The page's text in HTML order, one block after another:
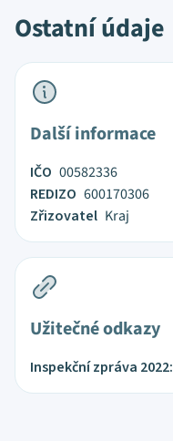
Ostatní údaje
Další informace
IČO 00582336
REDIZO 600170306
Zřizovatel Kraj
Užitečné odkazy
Inspekční zpráva 2022: